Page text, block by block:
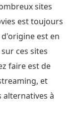
sites
est toujours
est en
ces sites
faire est de
et
alternatives à